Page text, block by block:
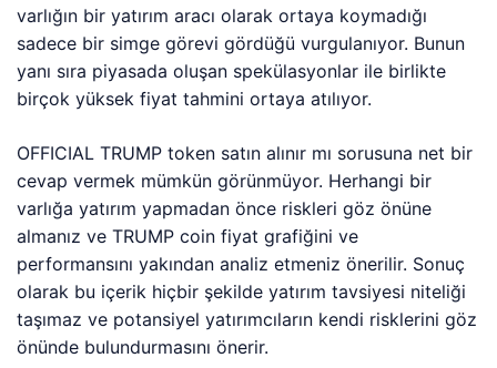
varlığın bir yatırım aracı olarak ortaya koymadığı
sadece bir simge görevi gördüğü vurgulanıyor. Bunun
yanı sıra piyasada oluşan spekülasyonlar ile birlikte
birçok yüksek fiyat tahmini ortaya atılıyor.
OFFICIAL TRUMP token satın alınır mı sorusuna net bir
cevap vermek mümkün görünmüyor. Herhangi bir
varlığa yatırım yapmadan önce riskleri göz önüne
almanız ve TRUMP coin fiyat grafiğini ve
performansını yakından analiz etmeniz önerilir. Sonuç
olarak bu içerik hiçbir şekilde yatırım tavsiyesi niteliği
taşımaz ve potansiyel yatırımcıların kendi risklerini göz
önünde bulundurmasını önerir.